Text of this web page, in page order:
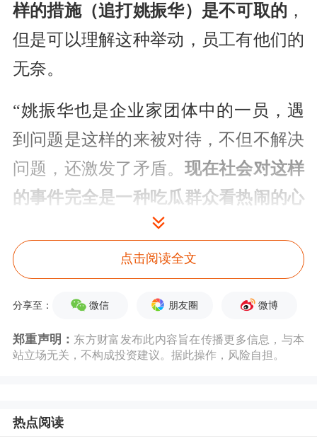
样的措施（追打姚振华）是不可取的 ，
但是可以理解这种举动，员工有他们的
无奈。
“姚振华也是企业家团体中的一员，遇
到问题是这样的来被对待，不但不解决
问题，还激发了矛盾。 现在社会对这样
的事件完全是一种吃瓜群众看热闹的心
态，我是感到悲哀的
王石表示，企业家要反思，到这一步
了，应该怎么处理，怎么直面。“至少
企业的事情，这个信息是值得鼓励
工、社会应该关注如何面对困难这个
点击阅读全文
分享至： 微信 朋友圈 微博
郑重声明： 东方财富发布此内容旨在传播更多信息，与本
站立场无关，不构成投资建议。据此操作，风险自担。
热点阅读